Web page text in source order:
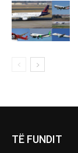
TË FUNDIT